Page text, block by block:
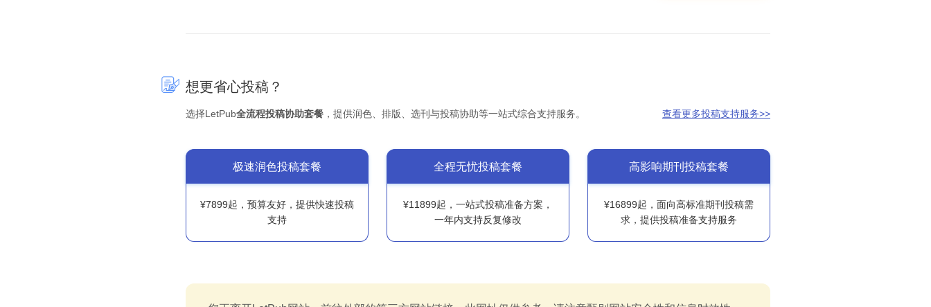
想更省心投稿？
选择LetPub全流程投稿协助套餐 ，提供润色、排版、选刊与投稿协助等一站式综合支持服务。 查看更多投稿支持服务>>
极速润色投稿套餐
¥7899起，预算友好，提供快速投稿
支持
全程无忧投稿套餐
¥11899起，一站式投稿准备方案，
一年内支持反复修改
高影响期刊投稿套餐
¥16899起，面向高标准期刊投稿需
求，提供投稿准备支持服务